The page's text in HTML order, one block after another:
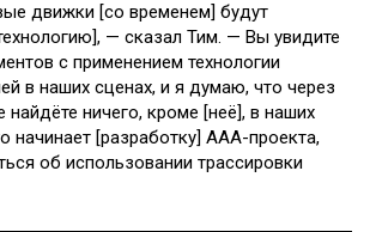
движки [со временем] будут
— сказал Тим. — Вы увидите
с применением технологии
в наших сценах, и я думаю, что через
найдёте ничего, кроме [неё], в наших
начинает [разработку] AAA-проекта,
об использовании трассировки